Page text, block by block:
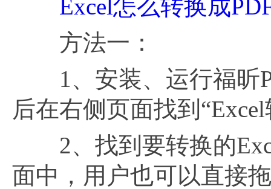
Excel怎么转换成
方法一：
1、安装、运行福昕
后在右侧页面找到
2、找到要转换的
面中，用户也可以直接